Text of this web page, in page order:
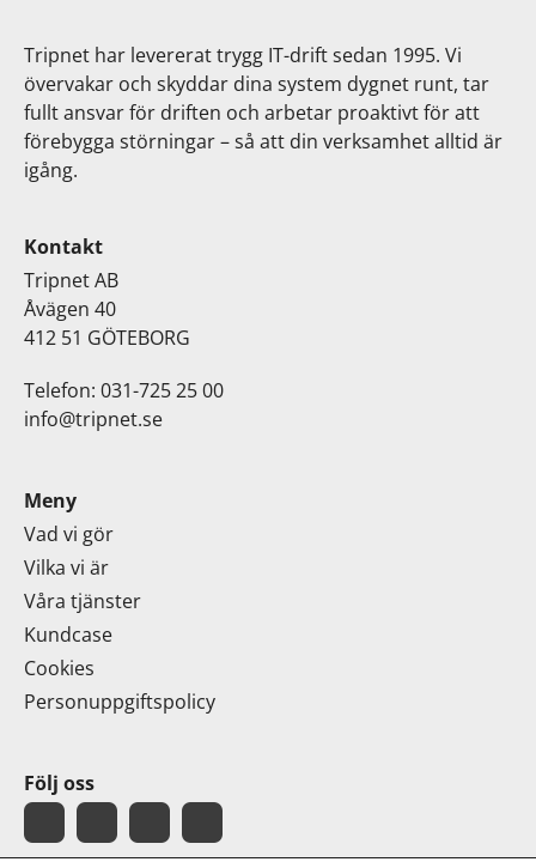
Tripnet har levererat trygg IT-drift sedan 1995. Vi
övervakar och skyddar dina system dygnet runt, tar
fullt ansvar för driften och arbetar proaktivt för att
förebygga störningar – så att din verksamhet alltid är
igång.
Kontakt
Tripnet AB
Åvägen 40
412 51 GÖTEBORG
Telefon: 031-725 25 00
info@tripnet.se
Meny
Vad vi gör
Vilka vi är
Våra tjänster
Kundcase
Cookies
Personuppgiftspolicy
Följ oss